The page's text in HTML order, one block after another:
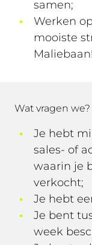
samen;
Werken
mooiste
Maliebaan!
Wat vragen we?
Je hebt
sales- of
waarin je
verkocht;
Je hebt
Je bent
week